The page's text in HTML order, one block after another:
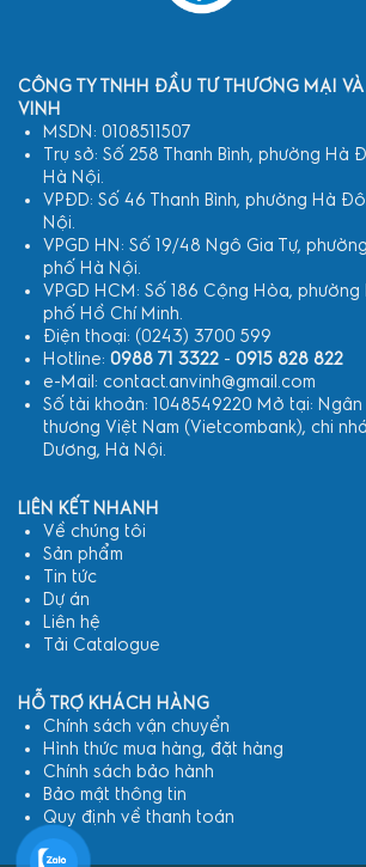
CÔNG TY TNHH ĐẦU TƯ THƯƠNG MẠI VÀ
VINH
MSDN: 0108511507
Trụ sở: Số 258 Thanh Bình, phường Hà
Hà Nội.
VPĐD: Số 46 Thanh Bình, phường Hà
Nội.
VPGD HN: Số 19/48 Ngô Gia Tự,
phố Hà Nội.
VPGD HCM: Số 186 Cộng Hòa, phường
phố Hồ Chí Minh.
Điện thoại: (0243) 3700 599
Hotline: 0988 71 3322- 0915 828 822
e-Mail: contact.anvinh@gmail.com
Số tài khoản: 1048549220 Mở tại:
thương Việt Nam (Vietcombank), chi
Dương, Hà Nội.
LIÊN KẾT NHANH
Về chúng tôi
Sản phẩm
Tin tức
Dự án
Liên hệ
Tải Catalogue
HỖ TRỢ KHÁCH HÀNG
Chính sách vận chuyển
Hình thức mua hàng, đặt hàng
Chính sách bảo hành
Bảo mật thông tin
Quy định về thanh toán